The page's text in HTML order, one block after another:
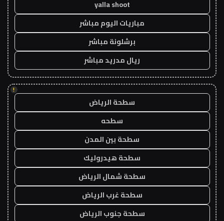
yalla shoot
مباريات اليوم مباشر
برشلونة مباشر
ريال مدريد مباشر
!
سطحة الرياض
سطحه
سطحة بين المدن
سطحة هيدروليك
سطحة شمال الرياض
سطحة غرب الرياض
سطحة جنوب الرياض